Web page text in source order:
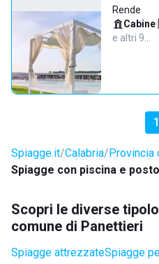
Rende
Cabine·
e altri 9…
1
Spiagge.it Calabria Provincia
Spiagge con piscina e
Scopri le diverse
comune di Panettieri
Spiagge attrezzateSpiagge